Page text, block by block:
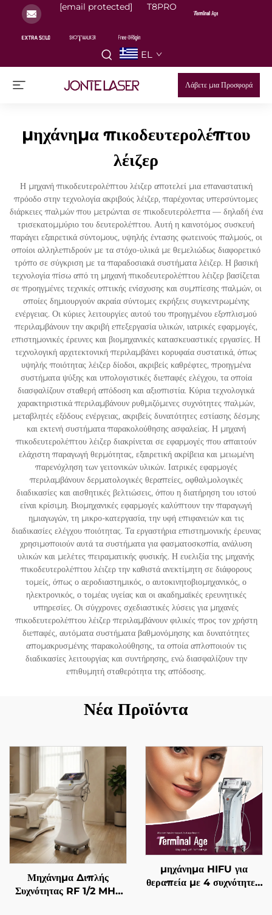
[email protected] T8PRO
EL
Λάβετε μια Προσφορά
μηχάνημα πικοδευτερολέπτου
λέιζερ
Η μηχανή πικοδευτερολέπτου λέιζερ αποτελεί μια επαναστατική
πρόοδο στην τεχνολογία ακριβούς λέιζερ, παρέχοντας υπερσύντομες
διάρκειες παλμών που μετρώνται σε πικοδευτερόλεπτα — δηλαδή ένα
τρισεκατομμύριο του δευτερολέπτου. Αυτή η καινοτόμος συσκευή
παράγει εξαιρετικά σύντομους, υψηλής έντασης φωτεινούς παλμούς, οι
οποίοι αλληλεπιδρούν με τα στόχο-υλικά με θεμελιώδως διαφορετικό
τρόπο σε σύγκριση με τα παραδοσιακά συστήματα λέιζερ. Η βασική
τεχνολογία πίσω από τη μηχανή πικοδευτερολέπτου λέιζερ βασίζεται
σε προηγμένες τεχνικές οπτικής ενίσχυσης και συμπίεσης παλμών, οι
οποίες δημιουργούν ακραία σύντομες εκρήξεις συγκεντρωμένης
ενέργειας. Οι κύριες λειτουργίες αυτού του προηγμένου εξοπλισμού
περιλαμβάνουν την ακριβή επεξεργασία υλικών, ιατρικές εφαρμογές,
επιστημονικές έρευνες και βιομηχανικές κατασκευαστικές εργασίες. Η
τεχνολογική αρχιτεκτονική περιλαμβάνει κορυφαία συστατικά, όπως
υψηλής ποιότητας λέιζερ δίοδοι, ακριβείς καθρέφτες, προηγμένα
συστήματα ψύξης και υπολογιστικές διεπαφές ελέγχου, τα οποία
διασφαλίζουν σταθερή απόδοση και αξιοπιστία. Κύρια τεχνολογικά
χαρακτηριστικά περιλαμβάνουν ρυθμιζόμενες συχνότητες παλμών,
μεταβλητές εξόδους ενέργειας, ακριβείς δυνατότητες εστίασης δέσμης
και εκτενή συστήματα παρακολούθησης ασφαλείας. Η μηχανή
πικοδευτερολέπτου λέιζερ διακρίνεται σε εφαρμογές που απαιτούν
ελάχιστη παραγωγή θερμότητας, εξαιρετική ακρίβεια και μειωμένη
παρενόχληση των γειτονικών υλικών. Ιατρικές εφαρμογές
περιλαμβάνουν δερματολογικές θεραπείες, οφθαλμολογικές
διαδικασίες και αισθητικές βελτιώσεις, όπου η διατήρηση του ιστού
είναι κρίσιμη. Βιομηχανικές εφαρμογές καλύπτουν την παραγωγή
ημιαγωγών, τη μικρο-κατεργασία, την υφή επιφανειών και τις
διαδικασίες ελέγχου ποιότητας. Τα εργαστήρια επιστημονικής έρευνας
χρησιμοποιούν αυτά τα συστήματα για φασματοσκοπία, ανάλυση
υλικών και μελέτες πειραματικής φυσικής. Η ευελιξία της μηχανής
πικοδευτερολέπτου λέιζερ την καθιστά ανεκτίμητη σε διάφορους
τομείς, όπως ο αεροδιαστημικός, ο αυτοκινητοβιομηχανικός, ο
ηλεκτρονικός, ο τομέας υγείας και οι ακαδημαϊκές ερευνητικές
υπηρεσίες. Οι σύγχρονες σχεδιαστικές λύσεις για μηχανές
πικοδευτερολέπτου λέιζερ περιλαμβάνουν φιλικές προς τον χρήστη
διεπαφές, αυτόματα συστήματα βαθμονόμησης και δυνατότητες
απομακρυσμένης παρακολούθησης, τα οποία απλοποιούν τις
διαδικασίες λειτουργίας και συντήρησης, ενώ διασφαλίζουν την
επιθυμητή σταθερότητα της απόδοσης.
Νέα Προϊόντα
Μηχάνημα Διπλής
Συχνότητας RF 1/2 MHz
μηχάνημα HIFU για
θεραπεία με 4 συχνότητες,